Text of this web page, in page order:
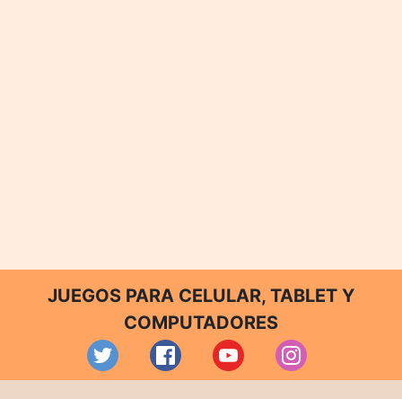
JUEGOS PARA CELULAR, TABLET Y
COMPUTADORES